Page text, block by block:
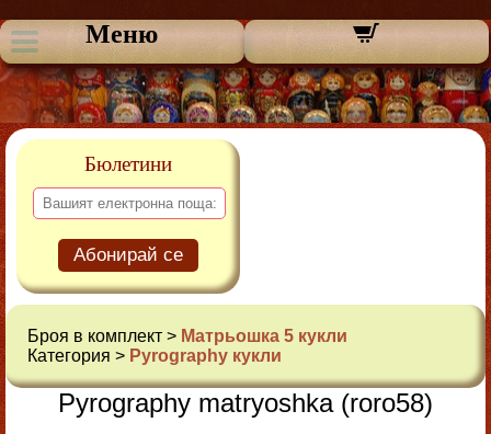
Меню
Бюлетини
Абонирай се
Броя в комплект > Матрьошка 5 кукли
Категория > Pyrography кукли
Pyrography matryoshka (roro58)